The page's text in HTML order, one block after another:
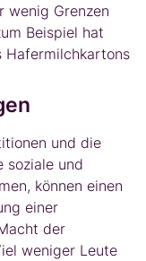
wenig Grenzen
Beispiel hat
Hafermilchkartons
und die
soziale und
können einen
einer
der
weniger Leute